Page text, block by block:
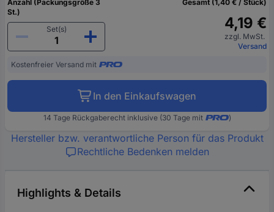
Anzahl (Packungsgröße 3
St.)
Set(s)
Gesamt (1,40 € / Stück)
4,19 €
zzgl. MwSt.
Versand
Kostenfreier Versand mit
In den Einkaufswagen
14 Tage Rückgaberecht inklusive (30 Tage mit )
Hersteller bzw. verantwortliche Person für das Produkt
Rechtliche Bedenken melden
Highlights & Details